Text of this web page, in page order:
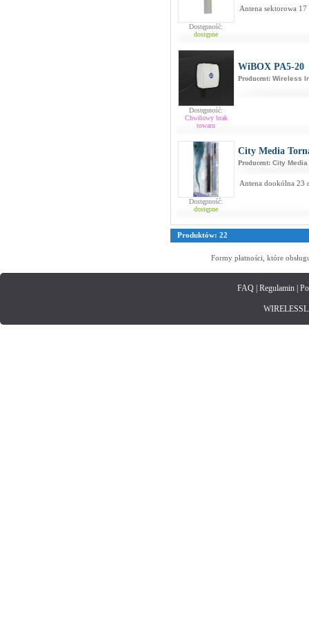
Dostępność:
dostępne
Antena sektorowa
Dostępność:
Chwilowy brak
towaru
WiBOX PA5-20
Producent: Wireless
Dostępność:
dostępne
City Media
Producent: City Media
Antena dookólna 23
Produktów: 22
Formy płatności, które
FAQ| Regulamin|